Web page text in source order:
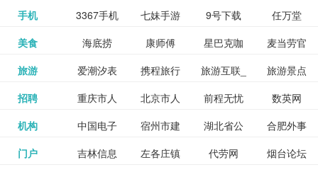
打分、写
味，豆瓣
电影会推
完结txt小
说-书本网
纸
客车总量
调控管理
导购
百度有驾
网
更多>>
手机 3367手机
游戏
七妹手游 9号下载
任万堂
游戏邦
更多>>
美食 海底捞 康师傅 星巴克咖
啡
麦当劳官
网
心食谱网 更多>>
旅游 爱潮汐表 携程旅行
网
旅游互联_
景点门票
预订
旅游景点
点评-猫途
鹰
北京旅游
网
更多>>
招聘 重庆市人
力资源和
社会保障
北京市人
力资源和
社会保障
前程无忧
招聘网
数英网
聘才网
更多>>
机构 中国电子
检验检疫
宿州市建
委网
湖北省公
管局
合肥外事
办
湖北省粮 更多>>
门户 吉林信息 左各庄镇 代劳网
烟台论坛